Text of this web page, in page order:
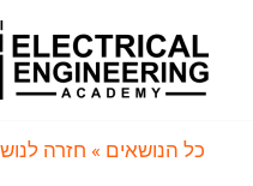
כל הנושאים » חזרה